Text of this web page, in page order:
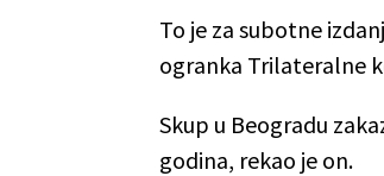
To je za subotne
ogranka Trilateralne
Skup u Beogradu
godina, rekao je on.